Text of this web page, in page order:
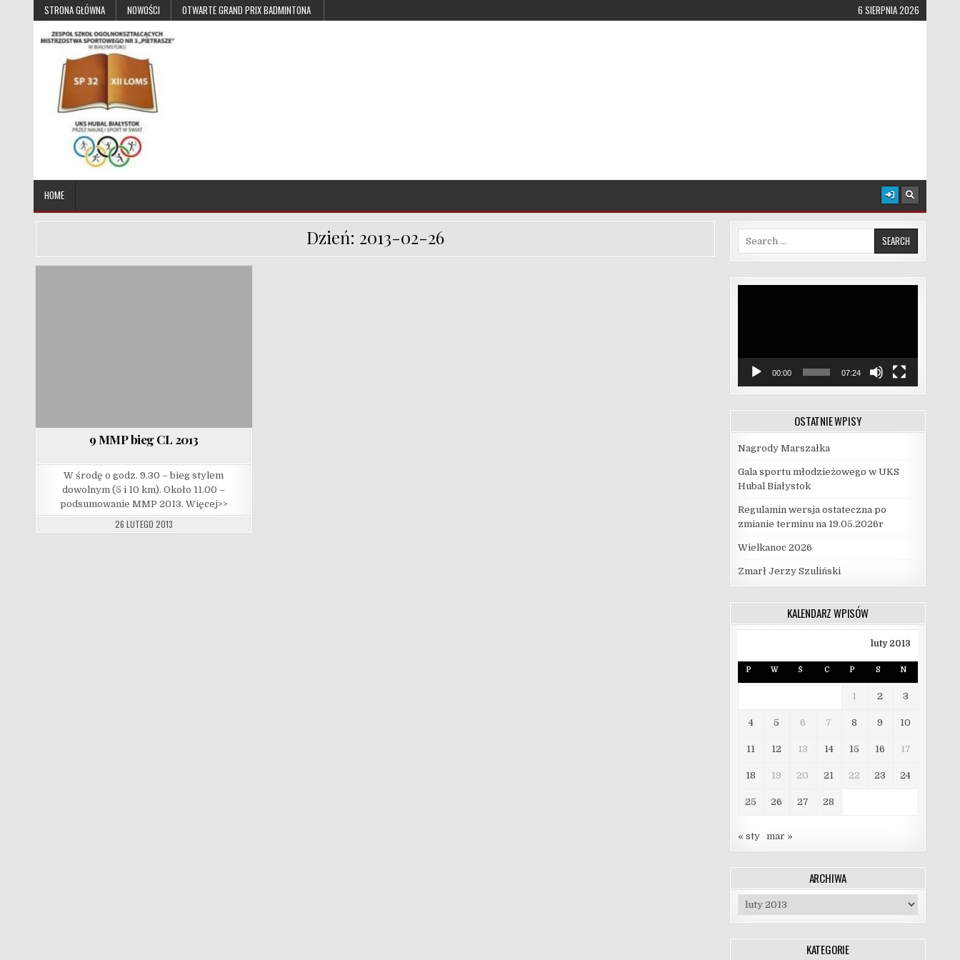
Skip to contentSTRONA GŁÓWNA NOWOŚCI OTWARTE GRAND PRIX BADMINTONA 6 SIERPNIA 2026
UKS Hubal Białystok
HOME
Dzień: 2013-02-26
9 MMP bieg CL 2013
W środę o godz. 9.30 – bieg stylem
dowolnym (5 i 10 km). Około 11.00 –
podsumowanie MMP 2013. Więcej>>
26 LUTEGO 2013
Search for:
00:00 07:24
OSTATNIE WPISY
Nagrody Marszałka
Gala sportu młodzieżowego w UKS
Hubal Białystok
Regulamin wersja ostateczna po
zmianie terminu na 19.05.2026r
Wielkanoc 2026
Zmarł Jerzy Szuliński
KALENDARZ WPISÓW
luty 2013
P W Ś C P S N
1 2 3
4 5 6 7 8 9 10
11 12 13 14 15 16 17
18 19 20 21 22 23 24
25 26 27 28
« sty mar »
ARCHIWA
Archiwa
KATEGORIE